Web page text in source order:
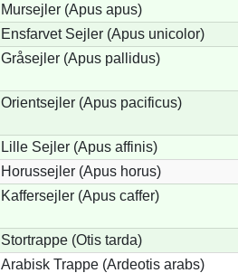
Mursejler (Apus apus)
Ensfarvet Sejler (Apus unicolor)
Gråsejler (Apus pallidus)
Orientsejler (Apus pacificus)
Lille Sejler (Apus affinis)
Horussejler (Apus horus)
Kaffersejler (Apus caffer)
Stortrappe (Otis tarda)
Arabisk Trappe (Ardeotis arabs)